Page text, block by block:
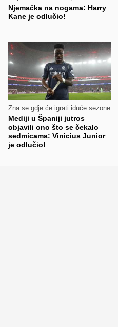
Njemačka na nogama: Harry
Kane je odlučio!
Zna se gdje će igrati iduće sezone
Mediji u Španiji jutros
objavili ono što se čekalo
sedmicama: Vinicius Junior
je odlučio!